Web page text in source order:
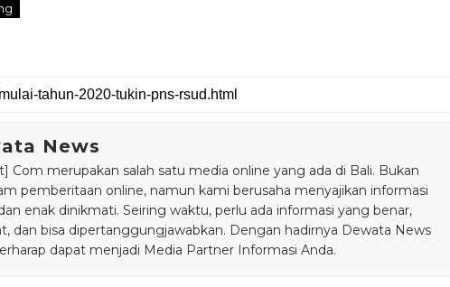
News
Com merupakan salah satu media online yang ada di Bali. Bukan
pemberitaan online, namun kami berusaha menyajikan informasi
enak dinikmati. Seiring waktu, perlu ada informasi yang benar,
dan bisa dipertanggungjawabkan. Dengan hadirnya Dewata News
dapat menjadi Media Partner Informasi Anda.